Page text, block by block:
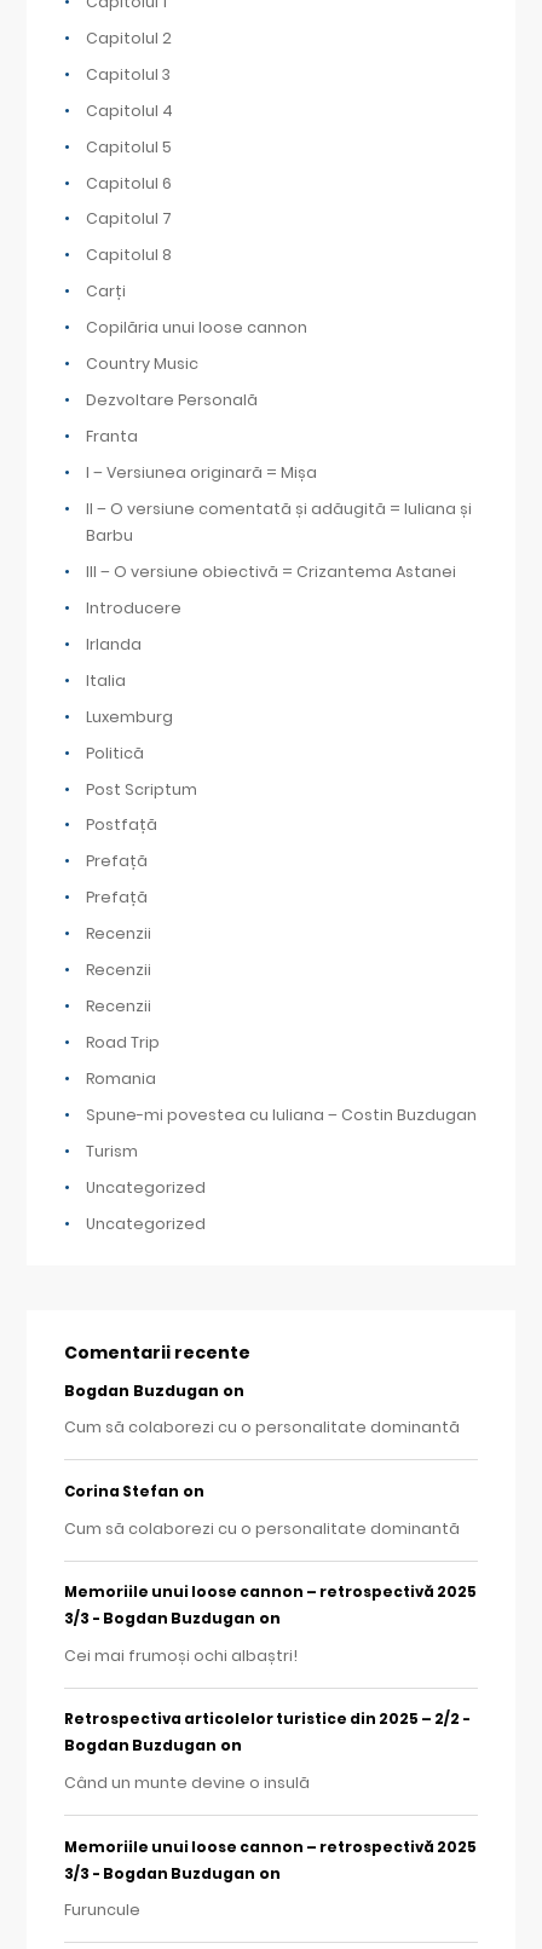
Capitolul 2
Capitolul 3
Capitolul 4
Capitolul 5
Capitolul 6
Capitolul 7
Capitolul 8
Carți
Copilăria unui loose cannon
Country Music
Dezvoltare Personală
Franta
I – Versiunea originară = Mișa
II – O versiune comentată și adăugită = Iuliana și
Barbu
III – O versiune obiectivă = Crizantema Astanei
Introducere
Irlanda
Italia
Luxemburg
Politică
Post Scriptum
Postfață
Prefață
Prefață
Recenzii
Recenzii
Recenzii
Road Trip
Romania
Spune-mi povestea cu Iuliana – Costin Buzdugan
Turism
Uncategorized
Uncategorized
Comentarii recente
Bogdan Buzdugan on
Cum să colaborezi cu o personalitate dominantă
Corina Stefan on
Cum să colaborezi cu o personalitate dominantă
Memoriile unui loose cannon – retrospectivă 2025
3/3 - Bogdan Buzdugan on
Cei mai frumoși ochi albaștri!
Retrospectiva articolelor turistice din 2025 – 2/2 -
Bogdan Buzdugan on
Când un munte devine o insulă
Memoriile unui loose cannon – retrospectivă 2025
3/3 - Bogdan Buzdugan on
Furuncule